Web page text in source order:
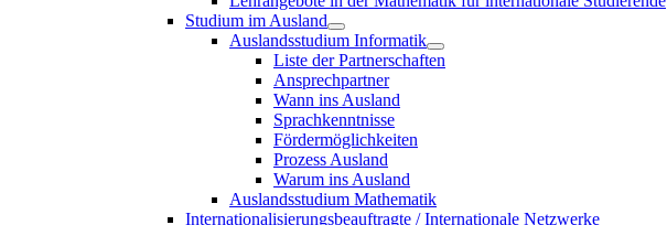
Studium im Ausland
Auslandsstudium Informatik
Liste der Partnerschaften
Ansprechpartner
Wann ins Ausland
Sprachkenntnisse
Fördermöglichkeiten
Prozess Ausland
Warum ins Ausland
Auslandsstudium Mathematik
Internationalisierungsbeauftragte / Internationale Netzwerke